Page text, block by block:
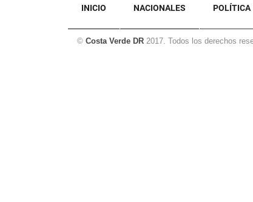
INICIO NACIONALES POLÍTICA
© Costa Verde DR 2017. Todos los derechos